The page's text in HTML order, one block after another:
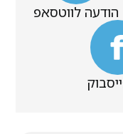
הודעה לווטסאפ